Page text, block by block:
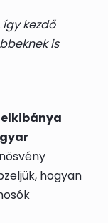
kezdő
is
hogyan